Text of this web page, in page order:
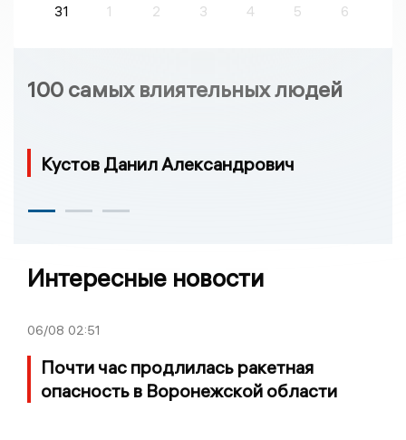
31 1 2 3 4 5 6
100 самых влиятельных людей
Кустов Данил Александрович
Интересные новости
06/08 02:51
Почти час продлилась ракетная
опасность в Воронежской области